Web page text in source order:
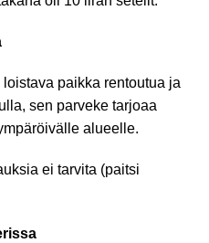
paikka rentoutua ja
sen parveke tarjoaa
alueelle.
ei tarvita (paitsi